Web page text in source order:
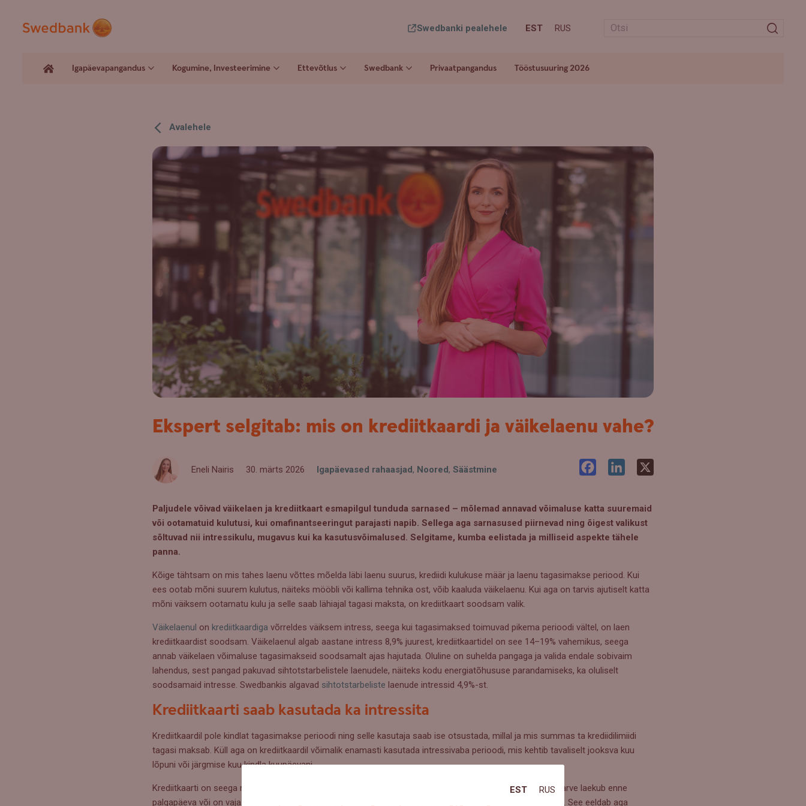
EST RUS
Swedbanki pealehele EST RUS
Igapäevapangandus Kogumine, Investeerimine Ettevõtlus Swedbank Privaatpangandus Tööstusuuring 2026
Avalehele
Ekspert selgitab: mis on krediitkaardi ja väikelaenu vahe?
Eneli Nairis 30. märts 2026 Igapäevased rahaasjad, Noored, Säästmine FacebookLinkedIn
Paljudele võivad väikelaen ja krediitkaart esmapilgul tunduda sarnased – mõlemad annavad võimaluse katta suuremaid
või ootamatuid kulutusi, kui omafinantseeringut parajasti napib. Sellega aga sarnasused piirnevad ning õigest valikust
sõltuvad nii intressikulu, mugavus kui ka kasutusvõimalused. Selgitame, kumba eelistada ja milliseid aspekte tähele
panna.
Kõige tähtsam on mis tahes laenu võttes mõelda läbi laenu suurus, krediidi kulukuse määr ja laenu tagasimakse periood. Kui
ees ootab mõni suurem kulutus, näiteks mööbli või kallima tehnika ost, võib kaaluda väikelaenu. Kui aga on tarvis ajutiselt katta
mõni väiksem ootamatu kulu ja selle saab lähiajal tagasi maksta, on krediitkaart soodsam valik.
Väikelaenul on krediitkaardiga võrreldes väiksem intress, seega kui tagasimaksed toimuvad pikema perioodi vältel, on laen
krediitkaardist soodsam. Väikelaenul algab aastane intress 8,9% juurest, krediitkaartidel on see 14–19% vahemikus, seega
annab väikelaen võimaluse tagasimakseid soodsamalt ajas hajutada. Oluline on suhelda pangaga ja valida endale sobivaim
lahendus, sest pangad pakuvad sihtotstarbelistele laenudele, näiteks kodu energiatõhususe parandamiseks, ka oluliselt
soodsamaid intresse. Swedbankis algavad sihtotstarbeliste laenude intressid 4,9%-st.
Krediitkaarti saab kasutada ka intressita
Krediitkaardil pole kindlat tagasimakse perioodi ning selle kasutaja saab ise otsustada, millal ja mis summas ta krediidilimiidi
tagasi maksab. Küll aga on krediitkaardil võimalik enamasti kasutada intressivaba perioodi, mis kehtib tavaliselt jooksva kuu
lõpuni või järgmise kuu kindla kuupäevani.
Krediitkaarti on seega mugav kasutada just lühiajaliste kulude katmiseks, näiteks kui ootamatult suurem arve laekub enne
palgapäeva või on vaja teha ost, millele kulunud summa saab kohe järgmise sissetulekuga tagasi maksta. See eeldab aga